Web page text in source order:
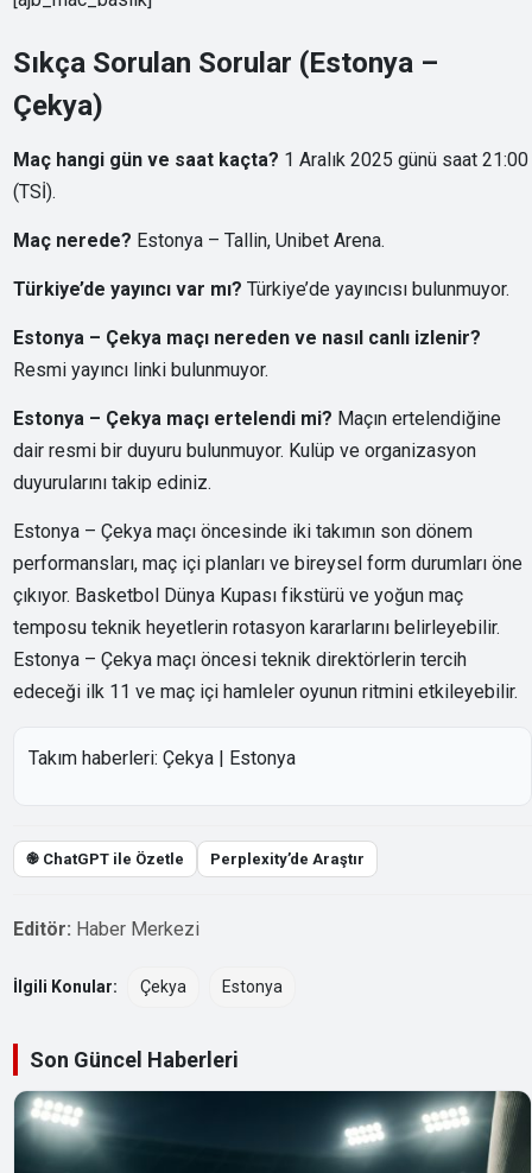
Sıkça Sorulan Sorular (Estonya –
Çekya)
Maç hangi gün ve saat kaçta? 1 Aralık 2025 günü saat 21:00
(TSİ).
Maç nerede? Estonya – Tallin, Unibet Arena.
Türkiye’de yayıncı var mı? Türkiye’de yayıncısı bulunmuyor.
Estonya – Çekya maçı nereden ve nasıl canlı izlenir?
Resmi yayıncı linki bulunmuyor.
Estonya – Çekya maçı ertelendi mi? Maçın ertelendiğine
dair resmi bir duyuru bulunmuyor. Kulüp ve organizasyon
duyurularını takip ediniz.
Estonya – Çekya maçı öncesinde iki takımın son dönem
performansları, maç içi planları ve bireysel form durumları öne
çıkıyor. Basketbol Dünya Kupası fikstürü ve yoğun maç
temposu teknik heyetlerin rotasyon kararlarını belirleyebilir.
Estonya – Çekya maçı öncesi teknik direktörlerin tercih
edeceği ilk 11 ve maç içi hamleler oyunun ritmini etkileyebilir.
Takım haberleri:Çekya | Estonya
֎ ChatGPT ile Özetle Perplexity’de Araştır
Editör: Haber Merkezi
İlgili Konular: Çekya Estonya
Son Güncel Haberleri